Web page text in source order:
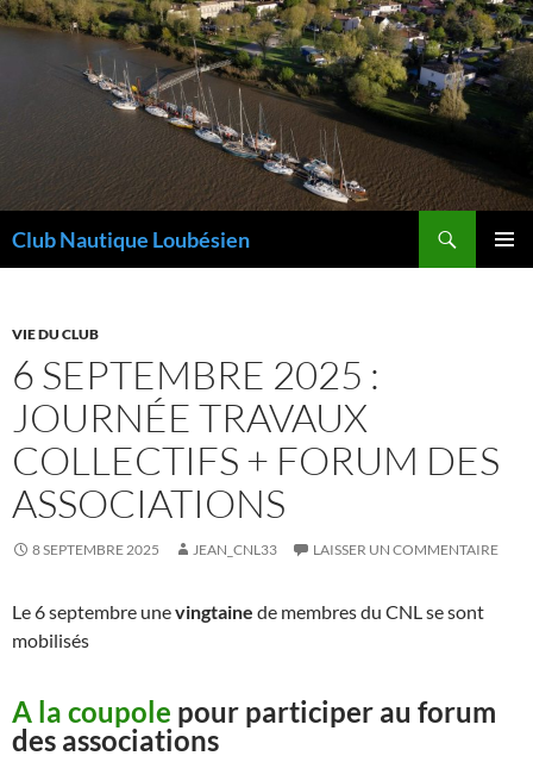
Aller
au
Club Nautique Loubésien
VIE DU CLUB
6 SEPTEMBRE 2025 :
JOURNÉE TRAVAUX
COLLECTIFS + FORUM DES
ASSOCIATIONS
8 SEPTEMBRE 2025 JEAN_CNL33 LAISSER UN COMMENTAIRE
Le 6 septembre unevingtaine de membres du CNL se sont
mobilisés
A la coupole pour participer au forum
des associations